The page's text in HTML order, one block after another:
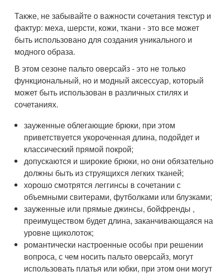
Также, не забывайте о важности сочетания текстур и
фактур: меха, шерсти, кожи, ткани - это все может
быть использовано для создания уникального и
модного образа.
В этом сезоне пальто оверсайз - это не только
функциональный, но и модный аксессуар, который
может быть использован в различных стилях и
сочетаниях.
зауженные облегающие брюки, при этом
приветствуется укороченная длина, подойдет и
классический прямой покрой;
допускаются и широкие брюки, но они обязательно
должны быть из струящихся легких тканей;
хорошо смотрятся леггинсы в сочетании с
объемными свитерами, футболками или блузками;
зауженные или прямые джинсы, бойфренды ,
преимуществом будет длина, заканчивающаяся на
уровне щиколоток;
романтически настроенные особы при решении
вопроса, с чем носить пальто оверсайз, могут
использовать платья или юбки, при этом они могут